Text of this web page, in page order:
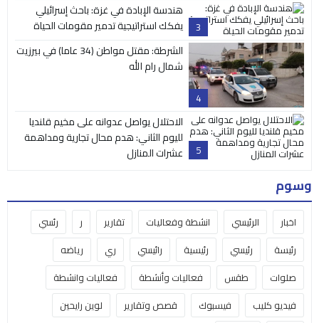
3
هندسة الإبادة في غزة: باحث إسرائيلي
يفكك استراتيجية تدمير مقومات الحياة
4
الشرطة: مقتل مواطن (34 عاما) في بيرزيت
شمال رام الله
5
الاحتلال يواصل عدوانه على مخيم قلنديا
لليوم الثاني: هدم محال تجارية ومداهمة
عشرات المنازل
وسوم
اخبار الرئيسي انشطة وفعاليات تقارير ر
رئسي
رئيسة
رئيسي رئيسية رائيسي ري
رياضه
صلوات
طقس فعاليات وأنشطة
فعاليات وانشطة
فيديو كليب
فيسبوك قصص وتقارير لوين رايحين